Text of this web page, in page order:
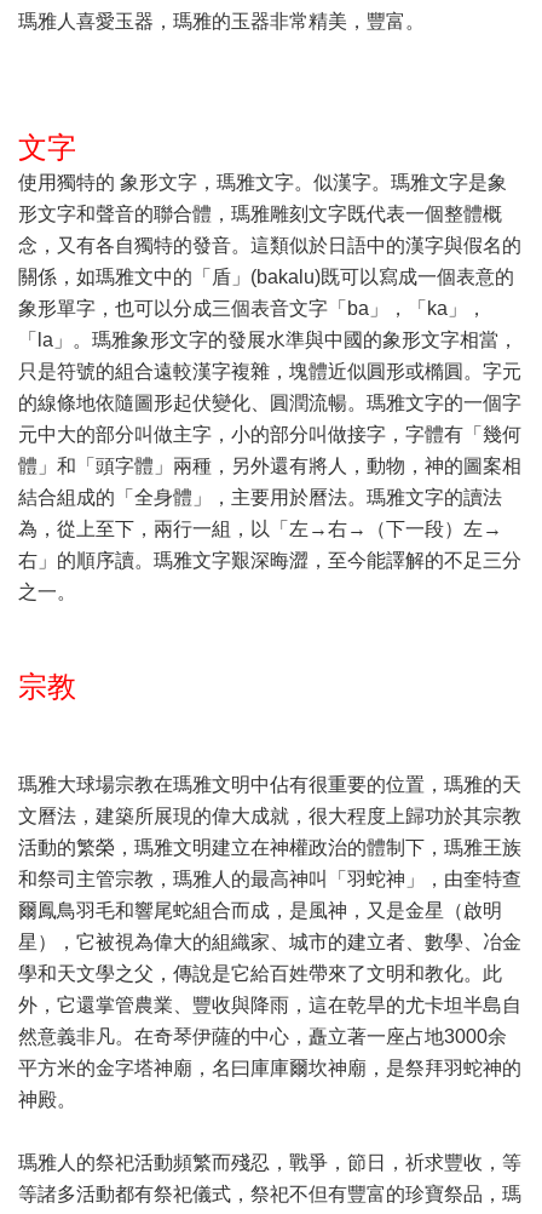
瑪雅人喜愛玉器，瑪雅的玉器非常精美，豐富。
文字
使用獨特的 象形文字，瑪雅文字。似漢字。瑪雅文字是象
形文字和聲音的聯合體，瑪雅雕刻文字既代表一個整體概
念，又有各自獨特的發音。這類似於日語中的漢字與假名的
關係，如瑪雅文中的「盾」(bakalu)既可以寫成一個表意的
象形單字，也可以分成三個表音文字「ba」，「ka」，
「la」。瑪雅象形文字的發展水準與中國的象形文字相當，
只是符號的組合遠較漢字複雜，塊體近似圓形或橢圓。字元
的線條地依隨圖形起伏變化、圓潤流暢。瑪雅文字的一個字
元中大的部分叫做主字，小的部分叫做接字，字體有「幾何
體」和「頭字體」兩種，另外還有將人，動物，神的圖案相
結合組成的「全身體」，主要用於曆法。瑪雅文字的讀法
為，從上至下，兩行一組，以「左→右→（下一段）左→
右」的順序讀。瑪雅文字艱深晦澀，至今能譯解的不足三分
之一。
宗教
瑪雅大球場宗教在瑪雅文明中佔有很重要的位置，瑪雅的天
文曆法，建築所展現的偉大成就，很大程度上歸功於其宗教
活動的繁榮，瑪雅文明建立在神權政治的體制下，瑪雅王族
和祭司主管宗教，瑪雅人的最高神叫「羽蛇神」，由奎特查
爾鳳鳥羽毛和響尾蛇組合而成，是風神，又是金星（啟明
星），它被視為偉大的組織家、城市的建立者、數學、冶金
學和天文學之父，傳說是它給百姓帶來了文明和教化。此
外，它還掌管農業、豐收與降雨，這在乾旱的尤卡坦半島自
然意義非凡。在奇琴伊薩的中心，矗立著一座占地3000余
平方米的金字塔神廟，名曰庫庫爾坎神廟，是祭拜羽蛇神的
神殿。
瑪雅人的祭祀活動頻繁而殘忍，戰爭，節日，祈求豐收，等
等諸多活動都有祭祀儀式，祭祀不但有豐富的珍寶祭品，瑪